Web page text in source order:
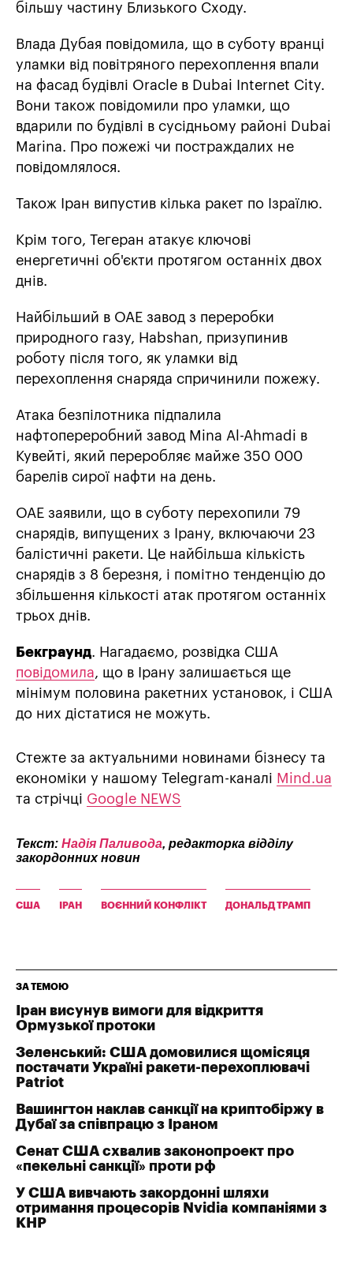
більшу частину Близького Сходу.
Влада Дубая повідомила, що в суботу вранці
уламки від повітряного перехоплення впали
на фасад будівлі Oracle в Dubai Internet City.
Вони також повідомили про уламки, що
вдарили по будівлі в сусідньому районі Dubai
Marina. Про пожежі чи постраждалих не
повідомлялося.
Також Іран випустив кілька ракет по Ізраїлю.
Крім того, Тегеран атакує ключові
енергетичні об'єкти протягом останніх двох
днів.
Найбільший в ОАЕ завод з переробки
природного газу, Habshan, призупинив
роботу після того, як уламки від
перехоплення снаряда спричинили пожежу.
Атака безпілотника підпалила
нафтопереробний завод Mina Al-Ahmadi в
Кувейті, який переробляє майже 350 000
барелів сирої нафти на день.
ОАЕ заявили, що в суботу перехопили 79
снарядів, випущених з Ірану, включаючи 23
балістичні ракети. Це найбільша кількість
снарядів з 8 березня, і помітно тенденцію до
збільшення кількості атак протягом останніх
трьох днів.
Бекграунд. Нагадаємо, розвідка США
повідомила, що в Ірану залишається ще
мінімум половина ракетних установок, і США
до них дістатися не можуть.
Стежте за актуальними новинами бізнесу та
економіки у нашому Telegram-каналі Mind.ua
та стрічці Google NEWS
Текст: Надія Паливода, редакторка відділу
закордонних новин
США ІРАН ВОЄННИЙ КОНФЛІКТ ДОНАЛЬД ТРАМП
ЗА ТЕМОЮ
Іран висунув вимоги для відкриття
Ормузької протоки
Зеленський: США домовилися щомісяця
постачати Україні ракети-перехоплювачі
Patriot
Вашингтон наклав санкції на криптобіржу в
Дубаї за співпрацю з Іраном
Сенат США схвалив законопроект про
«пекельні санкції» проти рф
У США вивчають закордонні шляхи
отримання процесорів Nvidia компаніями з
КНР